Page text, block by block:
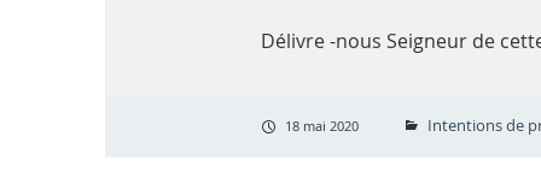
Délivre -nous Seigneur de
18 mai 2020 Intentions de